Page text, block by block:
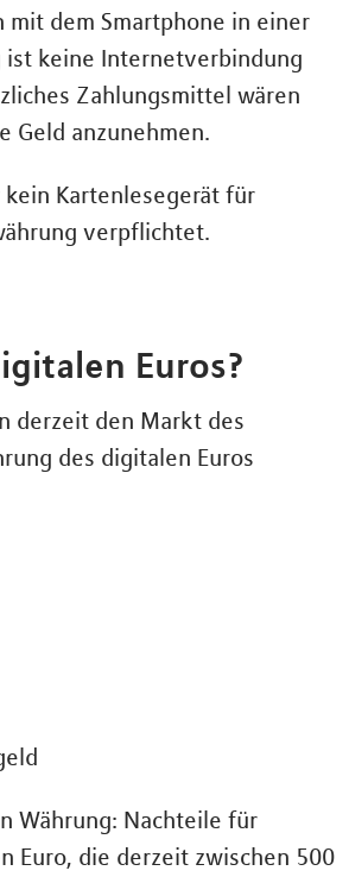
dem Smartphone in einer
ist keine Internetverbindung
Zahlungsmittel wären
Geld anzunehmen.
Kartenlesegerät für
verpflichtet.
Euros?
derzeit den Markt des
des digitalen Euros
Währung: Nachteile für
Euro, die derzeit zwischen 500